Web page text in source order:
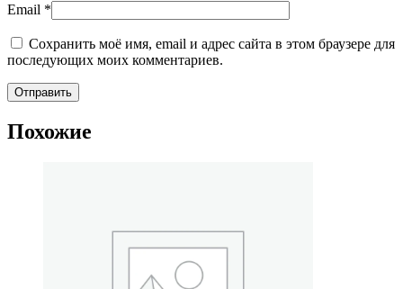
Email *
Сохранить моё имя, email и адрес сайта в этом браузере для
последующих моих комментариев.
Похожие